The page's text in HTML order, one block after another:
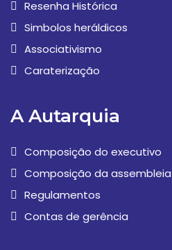
Resenha Histórica
Simbolos heráldicos
Associativismo
Caraterização
A Autarquia
Composição do executivo
Composição da assembleia
Regulamentos
Contas de gerência